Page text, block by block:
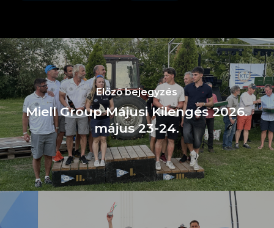
Előző bejegyzés
Miell Group Májusi Kilengés 2026.
május 23-24.